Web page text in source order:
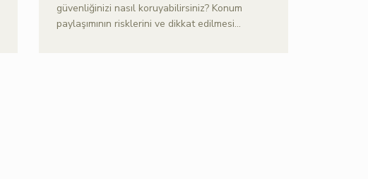
güvenliğinizi nasıl koruyabilirsiniz? Konum
paylaşımının risklerini ve dikkat edilmesi